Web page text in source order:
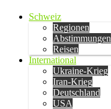
Schweiz
Regionen
Abstimmungen
Reisen
International
Ukraine-Krieg
Iran-Krieg
Deutschland
USA